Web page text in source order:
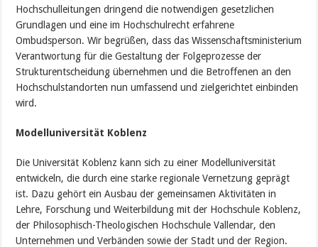
Hochschulleitungen dringend die notwendigen gesetzlichen
Grundlagen und eine im Hochschulrecht erfahrene
Ombudsperson. Wir begrüßen, dass das Wissenschaftsministerium
Verantwortung für die Gestaltung der Folgeprozesse der
Strukturentscheidung übernehmen und die Betroffenen an den
Hochschulstandorten nun umfassend und zielgerichtet einbinden
wird.
Modelluniversität Koblenz
Die Universität Koblenz kann sich zu einer Modelluniversität
entwickeln, die durch eine starke regionale Vernetzung geprägt
ist. Dazu gehört ein Ausbau der gemeinsamen Aktivitäten in
Lehre, Forschung und Weiterbildung mit der Hochschule Koblenz,
der Philosophisch-Theologischen Hochschule Vallendar, den
Unternehmen und Verbänden sowie der Stadt und der Region.